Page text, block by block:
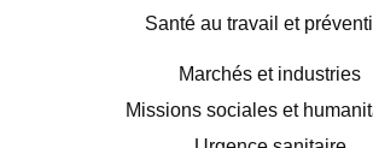
Santé au travail et
Marchés et industries
Missions sociales et